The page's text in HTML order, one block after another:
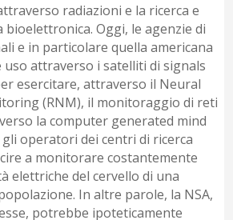
radiazioni e la ricerca e
bioelettronica. Oggi, le agenzie di
e in particolare quella americana
uso attraverso i satelliti di signals
esercitare, attra­verso il Neural
(RNM), il monitoraggio di reti
la computer generated mind
operatori dei centri di ricerca
a monitorare costantemente
elettriche del cervello di una
In altre parole, la NSA,
potrebbe ipoteticamente